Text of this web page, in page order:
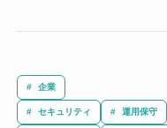
企業
セキュリティ 運用保守